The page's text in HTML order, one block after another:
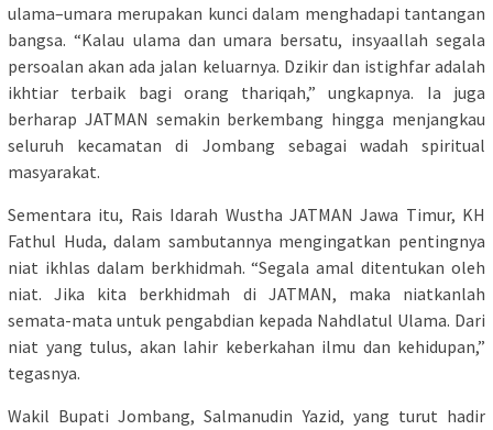
ulama–umara merupakan kunci dalam menghadapi tantangan
bangsa. “Kalau ulama dan umara bersatu, insyaallah segala
persoalan akan ada jalan keluarnya. Dzikir dan istighfar adalah
ikhtiar terbaik bagi orang thariqah,” ungkapnya. Ia juga
berharap JATMAN semakin berkembang hingga menjangkau
seluruh kecamatan di Jombang sebagai wadah spiritual
masyarakat.
Sementara itu, Rais Idarah Wustha JATMAN Jawa Timur, KH
Fathul Huda, dalam sambutannya mengingatkan pentingnya
niat ikhlas dalam berkhidmah. “Segala amal ditentukan oleh
niat. Jika kita berkhidmah di JATMAN, maka niatkanlah
semata-mata untuk pengabdian kepada Nahdlatul Ulama. Dari
niat yang tulus, akan lahir keberkahan ilmu dan kehidupan,”
tegasnya.
Wakil Bupati Jombang, Salmanudin Yazid, yang turut hadir